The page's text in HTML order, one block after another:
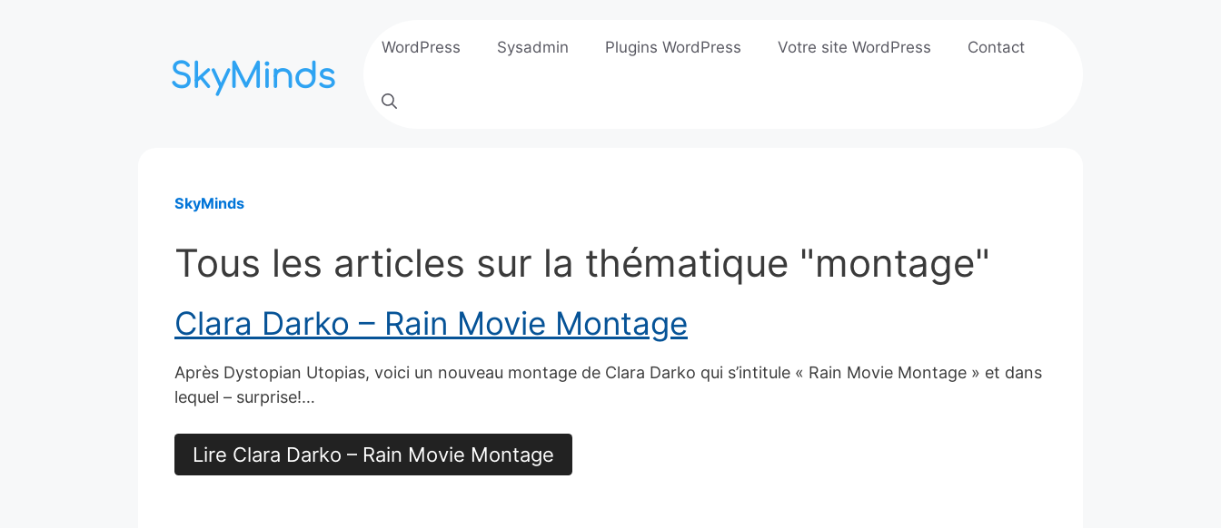
WordPress Sysadmin Plugins WordPress Votre site WordPress Contact
SkyMinds
Tous les articles sur la thématique "montage"
Clara Darko – Rain Movie Montage
Après Dystopian Utopias, voici un nouveau montage de Clara Darko qui s’intitule « Rain Movie Montage » et dans
lequel – surprise!…
Lire Clara Darko – Rain Movie Montage